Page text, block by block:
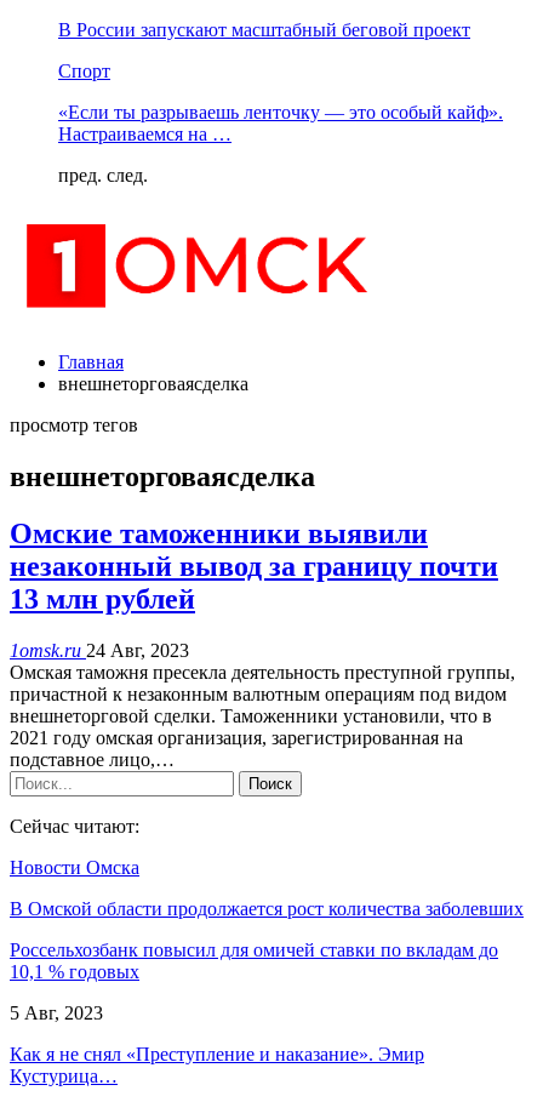
В России запускают масштабный беговой проект
Спорт
«Если ты разрываешь ленточку — это особый кайф».
Настраиваемся на …
пред. след.
Главная
внешнеторговаясделка
просмотр тегов
внешнеторговаясделка
Омские таможенники выявили
незаконный вывод за границу почти
13 млн рублей
1omsk.ru 24 Авг, 2023
Омская таможня пресекла деятельность преступной группы,
причастной к незаконным валютным операциям под видом
внешнеторговой сделки. Таможенники установили, что в
2021 году омская организация, зарегистрированная на
подставное лицо,…
Сейчас читают:
Новости Омска
В Омской области продолжается рост количества заболевших
Россельхозбанк повысил для омичей ставки по вкладам до
10,1 % годовых
5 Авг, 2023
Как я не снял «Преступление и наказание». Эмир
Кустурица…